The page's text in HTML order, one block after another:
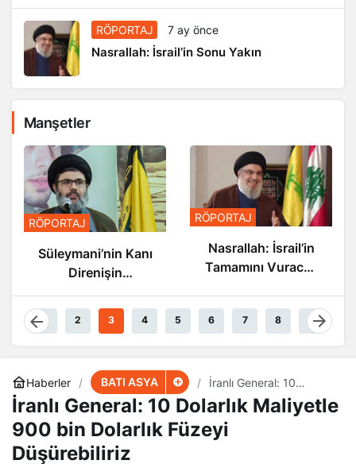
RÖPORTAJ 7 ay önce
Nasrallah: İsrail’in Sonu Yakın
Manşetler
RÖPORTAJ
Nasrallah: İsrail’in
Tamamını Vuracak
Güçteyiz
RÖPORTAJ
Nasrallah: İsrail’in
Sonu Yakın
1 2 3 4 5 6 7 8 9
Haberler BATI ASYA
İranlı General: 10
Dolarlık Maliyetle 900
bin Dolarlık Füzeyi
Düşürebiliriz
İranlı General: 10 Dolarlık Maliyetle
900 bin Dolarlık Füzeyi
Düşürebiliriz